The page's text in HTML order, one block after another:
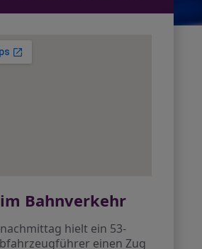
Bahnverkehr
hielt ein 53-
einen Zug